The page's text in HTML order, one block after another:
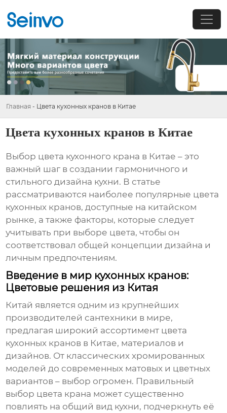
Главная - Цвета кухонных кранов в Китае
Цвета кухонных кранов в Китае
Выбор цвета кухонного крана в Китае – это
важный шаг в создании гармоничного и
стильного дизайна кухни. В статье
рассматриваются наиболее популярные цвета
кухонных кранов, доступные на китайском
рынке, а также факторы, которые следует
учитывать при выборе цвета, чтобы он
соответствовал общей концепции дизайна и
личным предпочтениям.
Введение в мир кухонных кранов:
Цветовые решения из Китая
Китай является одним из крупнейших
производителей сантехники в мире,
предлагая широкий ассортимент цвета
кухонных кранов в Китае, материалов и
дизайнов. От классических хромированных
моделей до современных матовых и цветных
вариантов – выбор огромен. Правильный
выбор цвета крана может существенно
повлиять на общий вид кухни, подчеркнуть её